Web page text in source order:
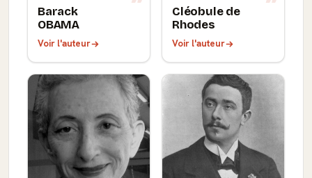
Barack
OBAMA
Voir l'auteur
Cléobule de
Rhodes
Voir l'auteur